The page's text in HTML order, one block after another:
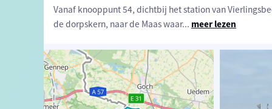
Vanaf knooppunt 54, dichtbij het station van
de dorpskern, naar de Maas waar... meer lezen